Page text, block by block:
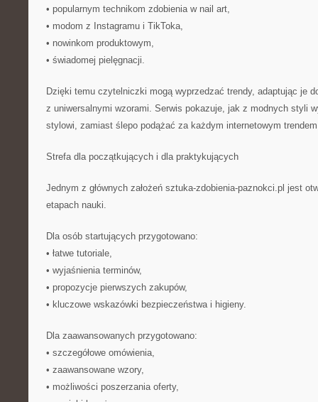
• popularnym technikom zdobienia w nail art,
• modom z Instagramu i TikToka,
• nowinkom produktowym,
• świadomej pielęgnacji.
Dzięki temu czytelniczki mogą wyprzedzać trendy, adaptując je
z uniwersalnymi wzorami. Serwis pokazuje, jak z modnych styli
stylowi, zamiast ślepo podążać za każdym internetowym
Strefa dla początkujących i dla praktykujących
Jednym z głównych założeń sztuka-zdobienia-paznokci.pl jest
etapach nauki.
Dla osób startujących przygotowano:
• łatwe tutoriale,
• wyjaśnienia terminów,
• propozycje pierwszych zakupów,
• kluczowe wskazówki bezpieczeństwa i higieny.
Dla zaawansowanych przygotowano:
• szczegółowe omówienia,
• zaawansowane wzory,
• możliwości poszerzania oferty,